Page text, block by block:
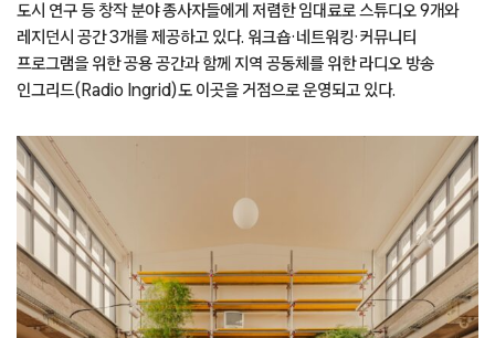
도시 연구 등 창작 분야 종사자들에게 저렴한 임대료로 스튜디오 9개와
레지던시 공간 3개를 제공하고 있다. 워크숍·네트워킹·커뮤니티
프로그램을 위한 공용 공간과 함께 지역 공동체를 위한 라디오 방송
인그리드(Radio Ingrid)도 이곳을 거점으로 운영되고 있다.